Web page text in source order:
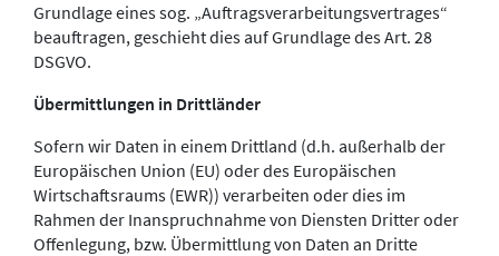
Grundlage eines sog. „Auftragsverarbeitungsvertrages“
beauftragen, geschieht dies auf Grundlage des Art. 28
DSGVO.
Übermittlungen in Drittländer
Sofern wir Daten in einem Drittland (d.h. außerhalb der
Europäischen Union (EU) oder des Europäischen
Wirtschaftsraums (EWR)) verarbeiten oder dies im
Rahmen der Inanspruchnahme von Diensten Dritter oder
Offenlegung, bzw. Übermittlung von Daten an Dritte